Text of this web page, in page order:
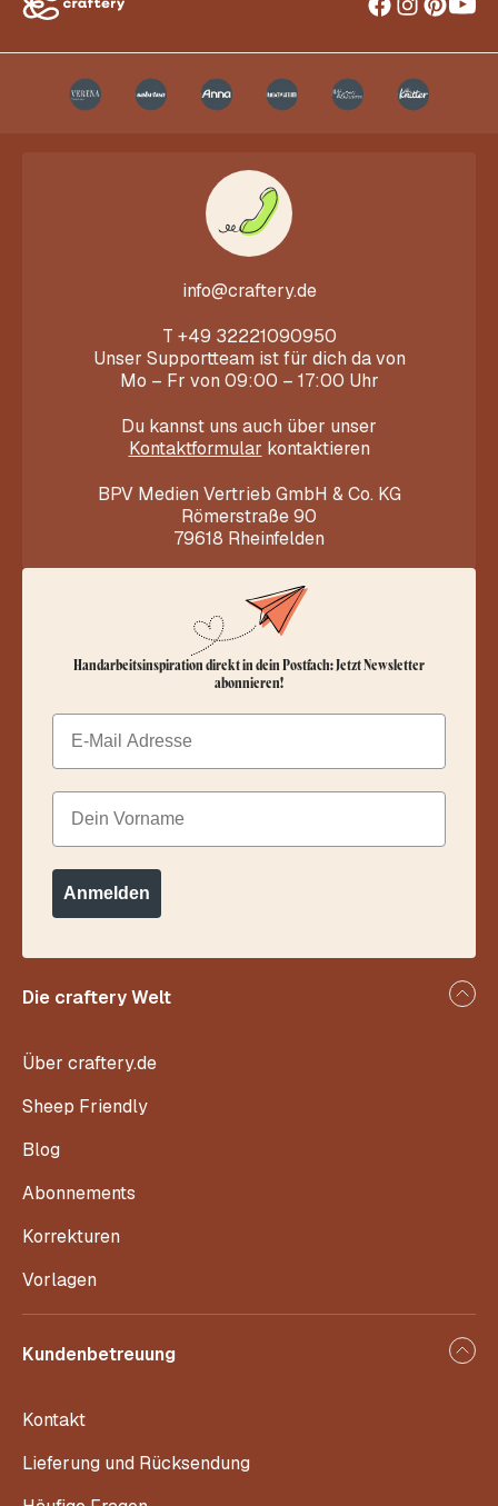
info@craftery.de
T +49 32221090950
Unser Supportteam ist für dich da von
Mo – Fr von 09:00 – 17:00 Uhr
Du kannst uns auch über unser
Kontaktformular kontaktieren
BPV Medien Vertrieb GmbH & Co. KG
Römerstraße 90
79618 Rheinfelden
Die craftery Welt
Über craftery.de
Sheep Friendly
Blog
Abonnements
Korrekturen
Vorlagen
Kundenbetreuung
Kontakt
Lieferung und Rücksendung
Handarbeitsinspiration direkt in dein Postfach: Jetzt Newsletter
abonnieren!
Email
Dein Vorname
Anmelden